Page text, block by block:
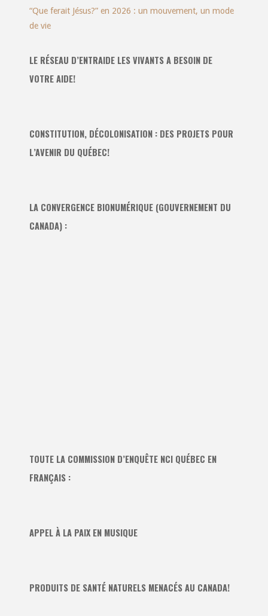
“Que ferait Jésus?” en 2026 : un mouvement, un mode
de vie
LE RÉSEAU D’ENTRAIDE LES VIVANTS A BESOIN DE
VOTRE AIDE!
CONSTITUTION, DÉCOLONISATION : DES PROJETS POUR
L’AVENIR DU QUÉBEC!
LA CONVERGENCE BIONUMÉRIQUE (GOUVERNEMENT DU
CANADA) :
TOUTE LA COMMISSION D’ENQUÊTE NCI QUÉBEC EN
FRANÇAIS :
APPEL À LA PAIX EN MUSIQUE
PRODUITS DE SANTÉ NATURELS MENACÉS AU CANADA!